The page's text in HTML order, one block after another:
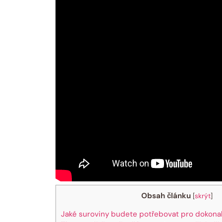
Obsah článku [skrýt]
Jaké suroviny budete potřebovat pro